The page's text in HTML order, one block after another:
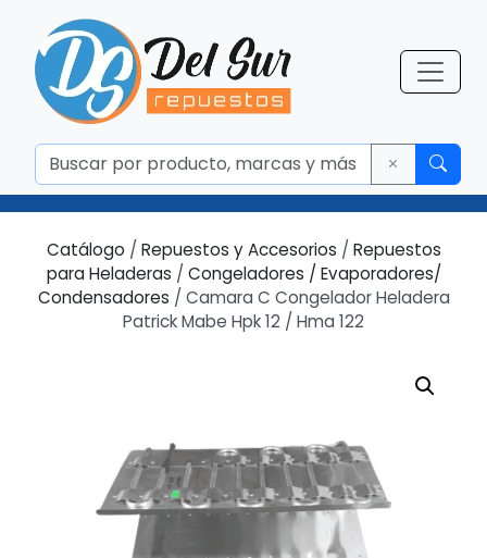
Catálogo / Repuestos y Accesorios / Repuestos
para Heladeras / Congeladores / Evaporadores/
Condensadores / Camara C Congelador Heladera
Patrick Mabe Hpk 12 / Hma 122